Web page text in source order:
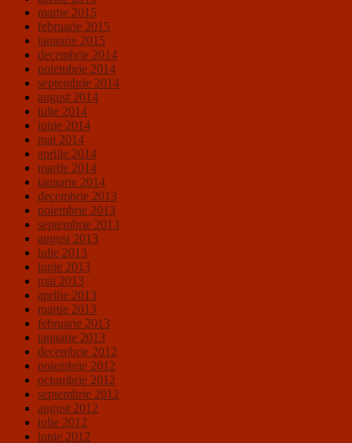
martie 2015
februarie 2015
ianuarie 2015
decembrie 2014
noiembrie 2014
septembrie 2014
august 2014
iulie 2014
iunie 2014
mai 2014
aprilie 2014
martie 2014
ianuarie 2014
decembrie 2013
noiembrie 2013
septembrie 2013
august 2013
iulie 2013
iunie 2013
mai 2013
aprilie 2013
martie 2013
februarie 2013
ianuarie 2013
decembrie 2012
noiembrie 2012
octombrie 2012
septembrie 2012
august 2012
iulie 2012
iunie 2012